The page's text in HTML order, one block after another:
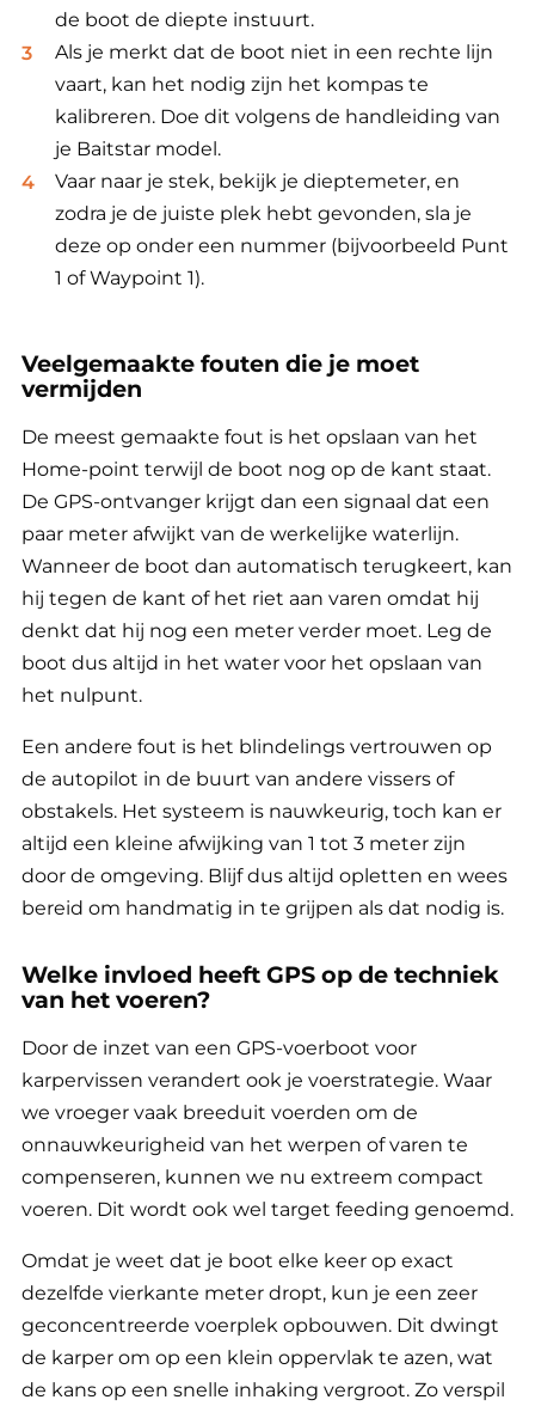
de boot de diepte instuurt.
Als je merkt dat de boot niet in een rechte lijn
vaart, kan het nodig zijn het kompas te
kalibreren. Doe dit volgens de handleiding van
je Baitstar model.
Vaar naar je stek, bekijk je dieptemeter, en
zodra je de juiste plek hebt gevonden, sla je
deze op onder een nummer (bijvoorbeeld Punt
1 of Waypoint 1).
Veelgemaakte fouten die je moet
vermijden
De meest gemaakte fout is het opslaan van het
Home-point terwijl de boot nog op de kant staat.
De GPS-ontvanger krijgt dan een signaal dat een
paar meter afwijkt van de werkelijke waterlijn.
Wanneer de boot dan automatisch terugkeert, kan
hij tegen de kant of het riet aan varen omdat hij
denkt dat hij nog een meter verder moet. Leg de
boot dus altijd in het water voor het opslaan van
het nulpunt.
Een andere fout is het blindelings vertrouwen op
de autopilot in de buurt van andere vissers of
obstakels. Het systeem is nauwkeurig, toch kan er
altijd een kleine afwijking van 1 tot 3 meter zijn
door de omgeving. Blijf dus altijd opletten en wees
bereid om handmatig in te grijpen als dat nodig is.
Welke invloed heeft GPS op de techniek
van het voeren?
Door de inzet van een GPS-voerboot voor
karpervissen verandert ook je voerstrategie. Waar
we vroeger vaak breeduit voerden om de
onnauwkeurigheid van het werpen of varen te
compenseren, kunnen we nu extreem compact
voeren. Dit wordt ook wel target feeding genoemd.
Omdat je weet dat je boot elke keer op exact
dezelfde vierkante meter dropt, kun je een zeer
geconcentreerde voerplek opbouwen. Dit dwingt
de karper om op een klein oppervlak te azen, wat
de kans op een snelle inhaking vergroot. Zo verspil